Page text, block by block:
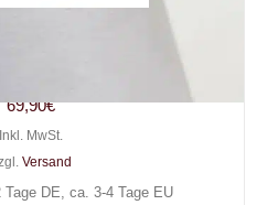
Ring Jewelled
69,90€
Inkl. MwSt.
Versand
Tage DE, ca. 3-4 Tage EU